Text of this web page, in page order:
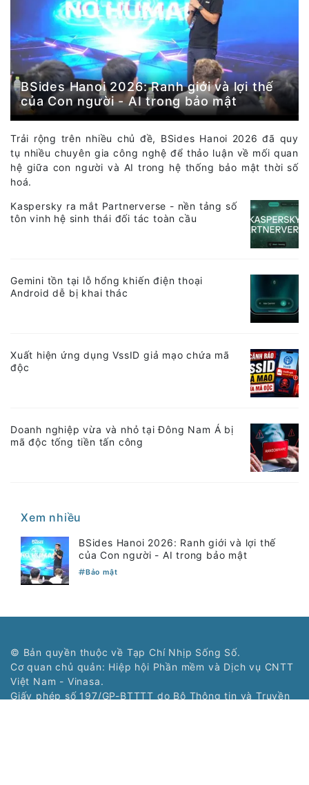
BSides Hanoi 2026: Ranh giới và lợi thế
của Con người - AI trong bảo mật
Trải rộng trên nhiều chủ đề, BSides Hanoi 2026 đã quy
tụ nhiều chuyên gia công nghệ để thảo luận về mối quan
hệ giữa con người và AI trong hệ thống bảo mật thời số
hoá.
Kaspersky ra mắt Partnerverse - nền tảng số
tôn vinh hệ sinh thái đối tác toàn cầu
Gemini tồn tại lỗ hổng khiến điện thoại
Android dễ bị khai thác
Xuất hiện ứng dụng VssID giả mạo chứa mã
độc
Doanh nghiệp vừa và nhỏ tại Đông Nam Á bị
mã độc tống tiền tấn công
Xem nhiều
BSides Hanoi 2026: Ranh giới và lợi thế
của Con người - AI trong bảo mật
Bảo mật
© Bản quyền thuộc về Tạp Chí Nhịp Sống Số.
Cơ quan chủ quản: Hiệp hội Phần mềm và Dịch vụ CNTT
Việt Nam - Vinasa.
Giấy phép số 197/GP-BTTTT do Bộ Thông tin và Truyền